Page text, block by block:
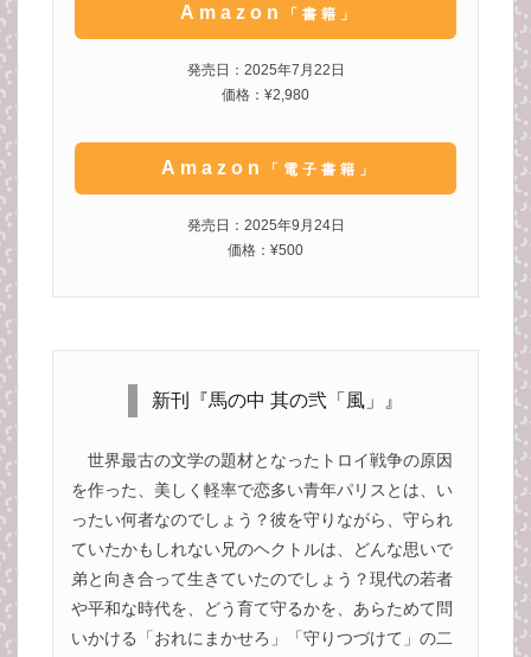
Amazon 「書籍」
発売日：2025年7月22日
価格：¥2,980
Amazon 「電子書籍」
発売日：2025年9月24日
価格：¥500
新刊『馬の中 其の弐「風」』
世界最古の文学の題材となったトロイ戦争の原因
を作った、美しく軽率で恋多い青年パリスとは、い
ったい何者なのでしょう？彼を守りながら、守られ
ていたかもしれない兄のヘクトルは、どんな思いで
弟と向き合って生きていたのでしょう？現代の若者
や平和な時代を、どう育て守るかを、あらためて問
いかける「おれにまかせろ」「守りつづけて」の二